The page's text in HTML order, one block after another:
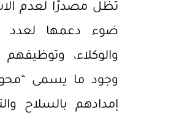
تظل مصدرًا لعدم
ضوء دعمها لعدد
والوكلاء،
وجود ما يسمى “محور
إمدادهم بالسلاح